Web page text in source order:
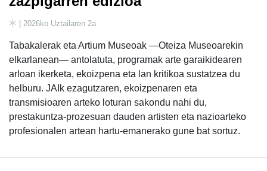
| 2026ko Uztailaren 2a
Tabakalerak eta Artium Museoak —Oteiza Museoarekin
elkarlanean— antolatuta, programak arte garaikidearen
arloan ikerketa, ekoizpena eta lan kritikoa sustatzea du
helburu. JAIk ezagutzaren, ekoizpenaren eta
transmisioaren arteko loturan sakondu nahi du,
prestakuntza-prozesuan dauden artisten eta nazioarteko
profesionalen artean hartu-emanerako gune bat sortuz.